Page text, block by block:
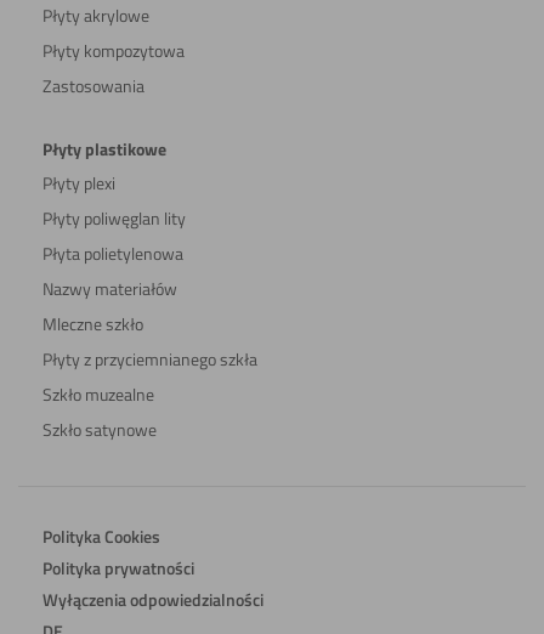
Płyty akrylowe
Płyty kompozytowa
Zastosowania
Płyty plastikowe
Płyty plexi
Płyty poliwęglan lity
Płyta polietylenowa
Nazwy materiałów
Mleczne szkło
Płyty z przyciemnianego szkła
Szkło muzealne
Szkło satynowe
Polityka Cookies
Polityka prywatności
Wyłączenia odpowiedzialności